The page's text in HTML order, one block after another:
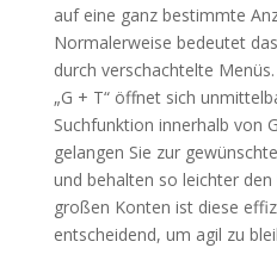
auf eine ganz bestimmte
Normalerweise bedeutet
durch verschachtelte
„G + T“ öffnet sich
Suchfunktion innerhalb von
gelangen Sie zur
und behalten so leichter den
großen Konten ist diese
entscheidend, um agil zu